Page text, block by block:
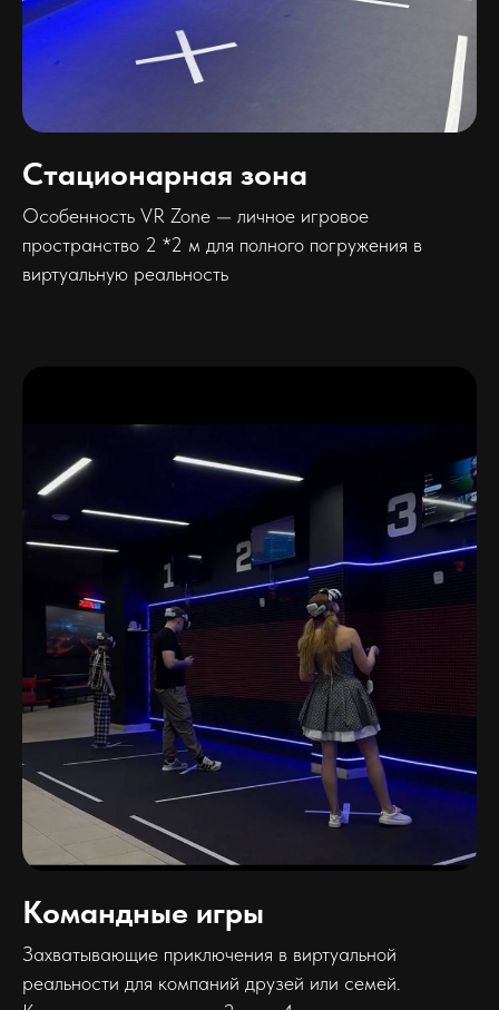
Стационарная зона
Особенность VR Zone — личное игровое
пространство 2 *2 м для полного погружения в
виртуальную реальность
Командные игры
Захватывающие приключения в виртуальной
реальности для компаний друзей или семей.